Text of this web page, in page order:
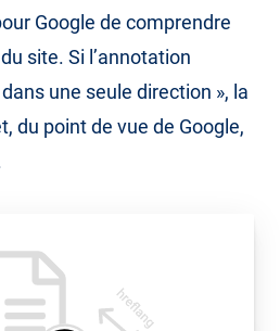
Google de comprendre
site. Si l’annotation
une seule direction », la
du point de vue de Google,